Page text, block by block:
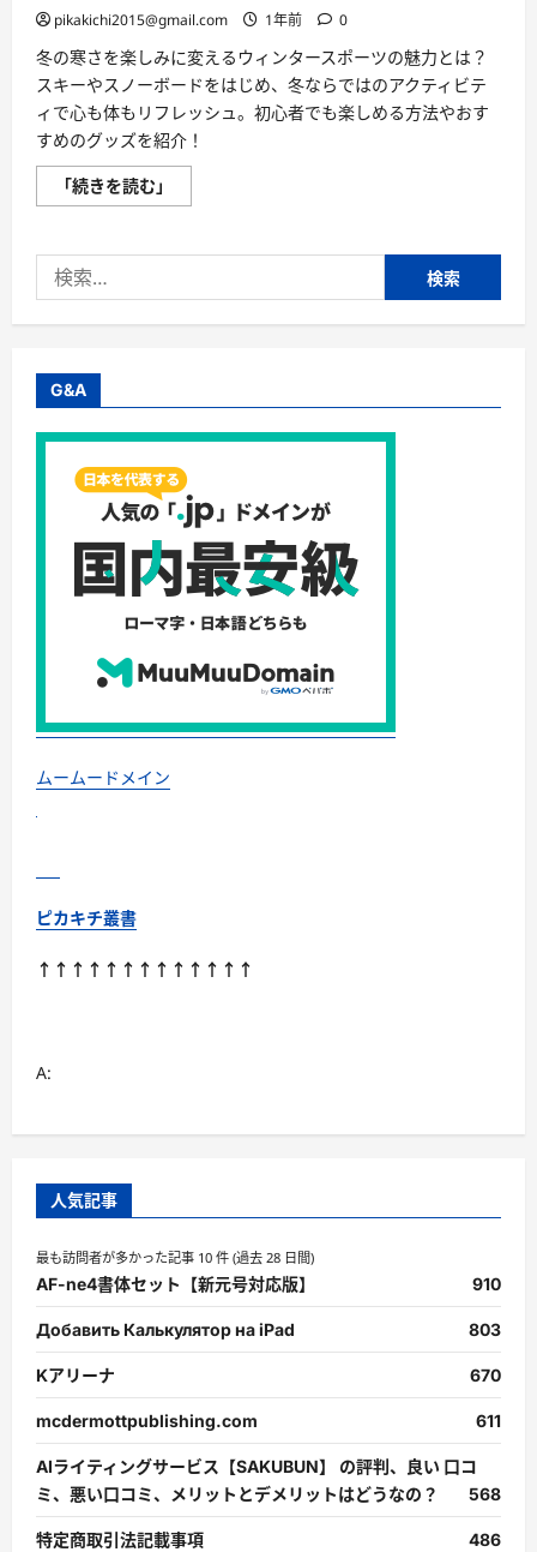
pikakichi2015@gmail.com 1年前 0
冬の寒さを楽しみに変えるウィンタースポーツの魅力とは？
スキーやスノーボードをはじめ、冬ならではのアクティビテ
ィで心も体もリフレッシュ。初心者でも楽しめる方法やおす
すめのグッズを紹介！
「続きを読む」
ィ
ー
ー
ツ
と
も
心
も
踊
る
——
ウ
ィ
ン
タ
ー
ス
ー
ツ
魔
法」
索:
G&A
ムームードメイン
ピカキチ叢書
↑↑↑↑↑↑↑↑↑↑↑↑↑
A:
人気記事
最も訪問者が多かった記事 10 件 (過去 28 日間)
AF-ne4書体セット【新元号対応版】 910
Добавить Калькулятор на iPad 803
Kアリーナ 670
mcdermottpublishing.com 611
AIライティングサービス【SAKUBUN】 の評判、良い 口コ
ミ、悪い口コミ、メリットとデメリットはどうなの？
568
特定商取引法記載事項 486